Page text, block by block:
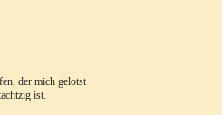
der mich gelotst
ist.